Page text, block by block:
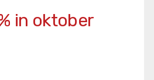
in oktober